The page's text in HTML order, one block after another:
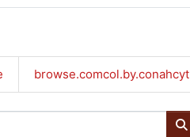
browse.comcol.by.conahcyt